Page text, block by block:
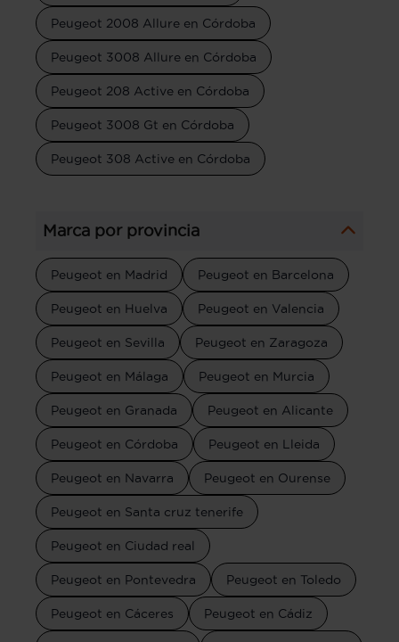
Peugeot 2008 Allure en Córdoba
Peugeot 3008 Allure en Córdoba
Peugeot 208 Active en Córdoba
Peugeot 3008 Gt en Córdoba
Peugeot 308 Active en Córdoba
Marca por provincia
Peugeot en Madrid Peugeot en Barcelona
Peugeot en Huelva Peugeot en Valencia
Peugeot en Sevilla Peugeot en Zaragoza
Peugeot en Málaga Peugeot en Murcia
Peugeot en Granada Peugeot en Alicante
Peugeot en Córdoba Peugeot en Lleida
Peugeot en Navarra Peugeot en Ourense
Peugeot en Santa cruz tenerife
Peugeot en Ciudad real
Peugeot en Pontevedra Peugeot en Toledo
Peugeot en Cáceres Peugeot en Cádiz